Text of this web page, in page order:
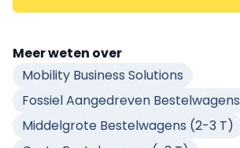
Meer weten over
Mobility Business Solutions
Fossiel Aangedreven Bestelwagens
Middelgrote Bestelwagens (2-3 T)